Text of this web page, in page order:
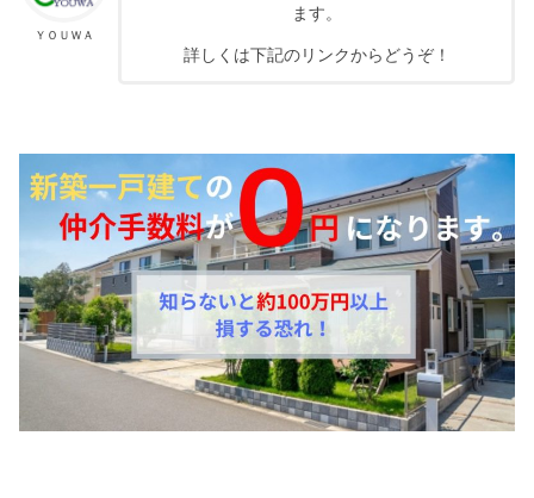
ＹＯＵＷＡ
ます。
詳しくは下記のリンクからどうぞ！